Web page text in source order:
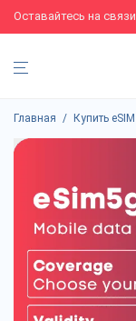
Оставайтесь на
Главная / Купить